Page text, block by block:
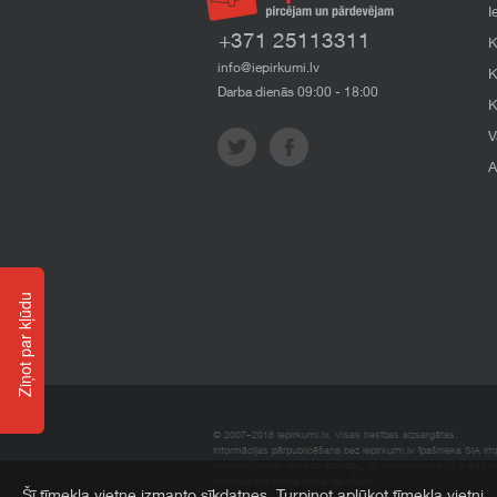
+371 25113311
info@iepirkumi.lv
Darba dienās 09:00 - 18:00
© 2007–2018 Iepirkumi.lv. Visas tiesības aizsargātas.
Informācijas pārpublicēšana bez iepirkumi.lv īpašnieka SIA
Ziņot par kļūdu